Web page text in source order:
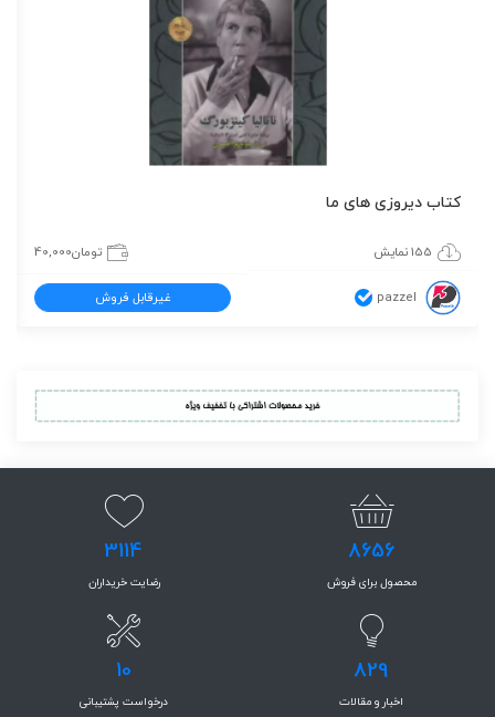
کتاب دیروزی های ما
155 نمایش تومان40,000
pazzel غیرقابل فروش
8656
محصول برای فروش
3114
رضایت خریداران
829
اخبار و مقالات
10
درخواست پشتیبانی